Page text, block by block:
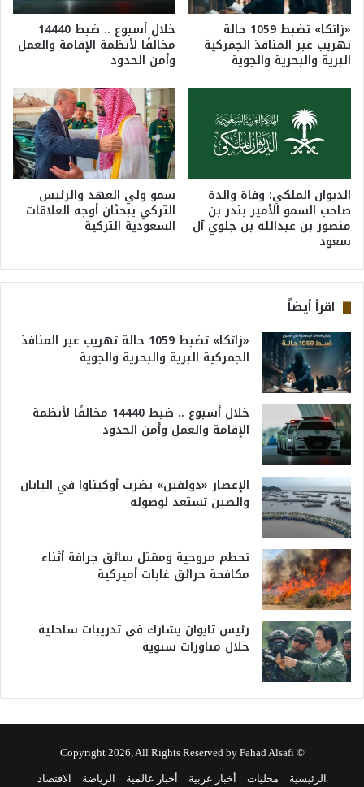
«زاتكا» تضبط 1059 حالة
تهريب عبر المنافذ الجمركية
البرية والبحرية والجوية
خلال أسبوع .. ضبط 14440
مخالفًا لأنظمة الإقامة والعمل
وأمن الحدود
الديوان الملكي: وفاة والدة
صاحب السمو الأمير بندر بن
منصور بن عبدالله بن جلوي آل
سعود
سمو ولي العهد والرئيس
التركي يبحثان أوجه العلاقات
السعودية التركية
اقرأ أيضاً
«زاتكا» تضبط 1059 حالة تهريب عبر المنافذ
الجمركية البرية والبحرية والجوية
خلال أسبوع .. ضبط 14440 مخالفًا لأنظمة
الإقامة والعمل وأمن الحدود
الإعصار «دولفين» يضرب أوكيناوا في اليابان
والصين تستعد لوصوله
تحطم مروحية ومقتل سائق جرافة أثناء
مكافحة حرائق غابات أميركية
رئيس تايوان يشارك في تدريبات ساحلية
خلال مناورات سنوية
© Copyright 2026, All Rights Reserved by Fahad Alsafi
الرئيسية محليات أخبار عربية أخبار عالمية الرياضة الاقتصاد